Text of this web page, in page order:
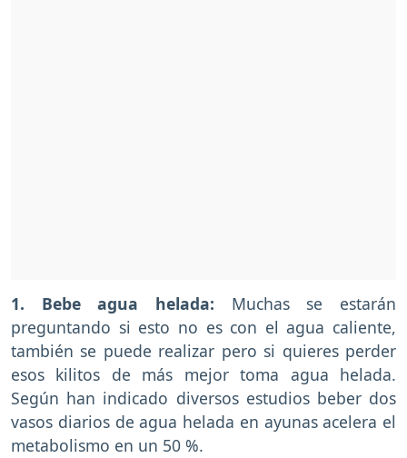
1. Bebe agua helada: Muchas se estarán
preguntando si esto no es con el agua caliente,
también se puede realizar pero si quieres perder
esos kilitos de más mejor toma agua helada.
Según han indicado diversos estudios beber dos
vasos diarios de agua helada en ayunas acelera el
metabolismo en un 50 %.